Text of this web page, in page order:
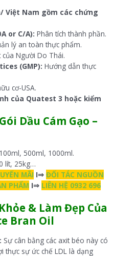
Việt Nam gồm các chứng
or C/A): Phân tích thành phần.
lý an toàn thực phẩm.
Người Do Thái.
(GMP): Hướng dẫn thực
cơ-USA.
của Quatest 3 hoặc kiểm
Dầu Cám Gạo –
500ml, 1000ml.
lít, 25kg…
MÃI I⇒ĐỐI TÁC NGUỒN
PHẨM I⇒ LIÊN HỆ 0932 696
& Làm Đẹp Của
Bran Oil
Sự cân bằng các axit béo này có
thực sự ức chế LDL là dạng